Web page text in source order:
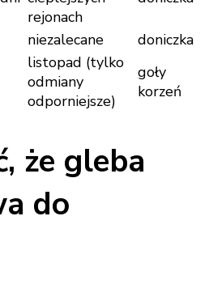
rejonach
niezalecane
doniczka
listopad (tylko
odmiany
odporniejsze)
goły
korzeń
że gleba
do